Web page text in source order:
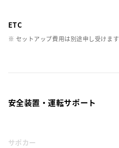
ETC
※ セットアップ費用は別途申し受けます
安全装置・運転サポート
サポカー